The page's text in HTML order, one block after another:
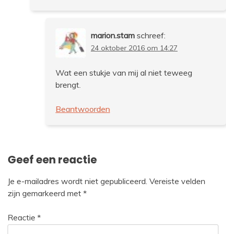
marion.stam schreef:
24 oktober 2016 om 14:27
Wat een stukje van mij al niet teweeg
brengt.
Beantwoorden
Geef een reactie
Je e-mailadres wordt niet gepubliceerd. Vereiste velden
zijn gemarkeerd met *
Reactie *